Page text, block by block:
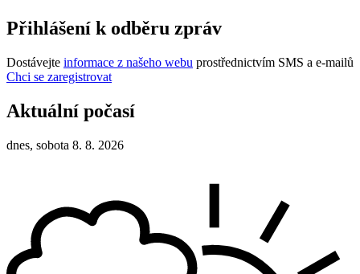
Přihlášení k odběru zpráv
Dostávejte informace z našeho webu prostřednictvím SMS a e-mailů
Chci se zaregistrovat
Aktuální počasí
dnes, sobota 8. 8. 2026